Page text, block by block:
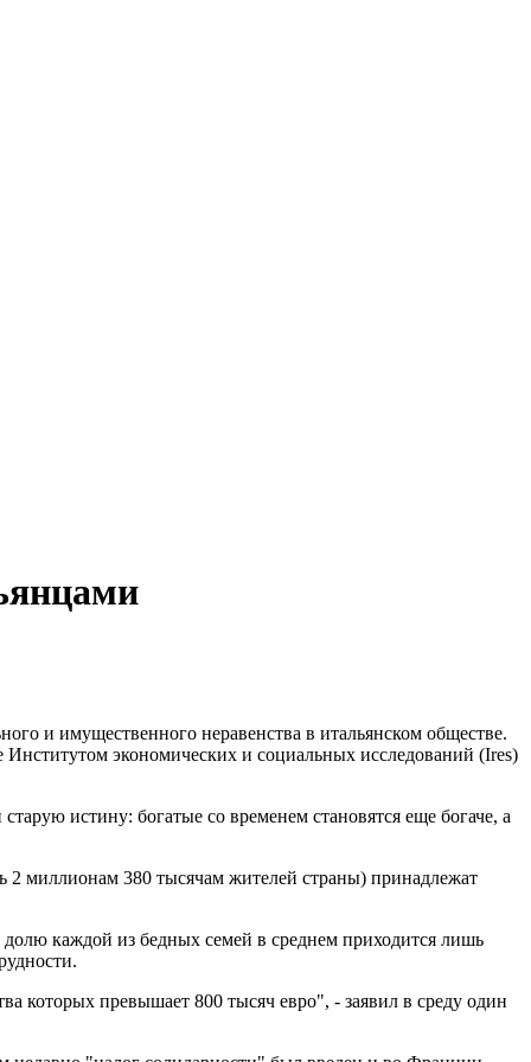
и имущественного неравенства в итальянском обществе.
Институтом экономических и социальных исследований (Ires)
истину: богатые со временем становятся еще богаче, а
2 миллионам 380 тысячам жителей страны) принадлежат
каждой из бедных семей в среднем приходится лишь
которых превышает 800 тысяч евро", - заявил в среду один